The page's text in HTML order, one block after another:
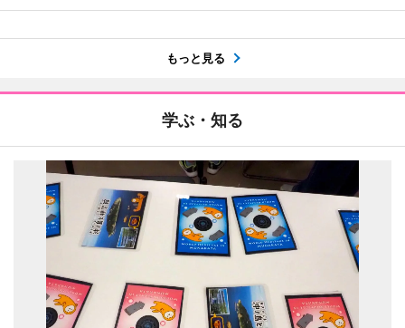
もっと見る
学ぶ・知る